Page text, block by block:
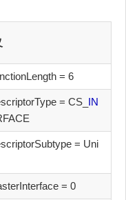
= 6
= CS_ IN
= Uni
= 0